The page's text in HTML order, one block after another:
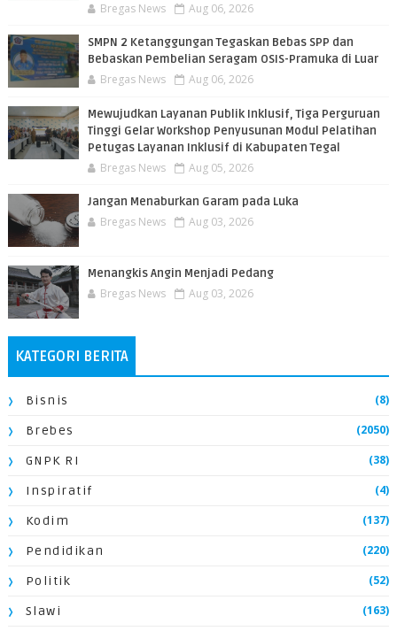
Bregas News Aug 06, 2026
SMPN 2 Ketanggungan Tegaskan Bebas SPP dan
Bebaskan Pembelian Seragam OSIS-Pramuka di Luar
Bregas News Aug 06, 2026
​Mewujudkan Layanan Publik Inklusif, Tiga Perguruan
Tinggi Gelar Workshop Penyusunan Modul Pelatihan
Petugas Layanan Inklusif di Kabupaten Tegal
Bregas News Aug 05, 2026
Jangan Menaburkan Garam pada Luka
Bregas News Aug 03, 2026
Menangkis Angin Menjadi Pedang
Bregas News Aug 03, 2026
KATEGORI BERITA
Bisnis (8)
Brebes (2050)
GNPK RI (38)
Inspiratif (4)
Kodim (137)
Pendidikan (220)
Politik (52)
Slawi (163)